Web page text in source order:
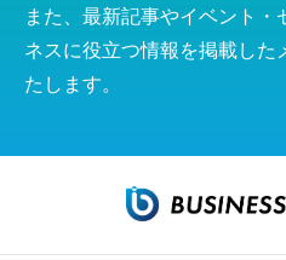
また、最新記事やイベント
ネスに役立つ情報を掲載した
たします。